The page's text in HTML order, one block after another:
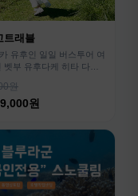
트래블
유후인 일일 버스투어 여
벳부 유후다케 히타 다자
원
원